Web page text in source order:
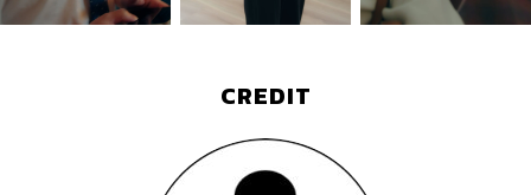
CREDIT